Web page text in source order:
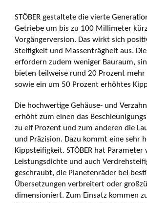
STÖBER gestaltete die vierte
Getriebe um bis zu 100 Millimeter
Vorgängerversion. Das wirkt sich
Steifigkeit und Massenträgheit aus.
erfordern zudem weniger Bauraum,
bieten teilweise rund 20 Prozent
sowie ein um 50 Prozent erhöhtes
Die hochwertige Gehäuse- und
erhöht zum einen das
zu elf Prozent und zum anderen die
und Präzision. Dazu kommt eine sehr
Kippsteifigkeit. STÖBER hat Parameter
Leistungsdichte und auch
geschraubt, die Planetenräder bei
Übersetzungen verbreitert oder
dimensioniert. Zum Einsatz kommen